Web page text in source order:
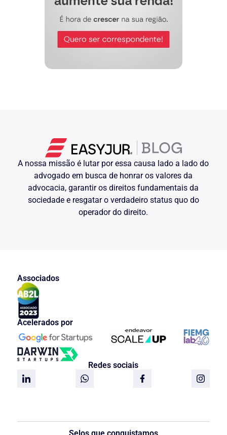
A nossa missão é lutar por essa causa lado a lado do
advogado em busca de honrar os valores da
advocacia, garantir os direitos fundamentais da
sociedade e resgatar o verdadeiro status quo do
operador do direito.
Associados
Acelerados por
Redes sociais